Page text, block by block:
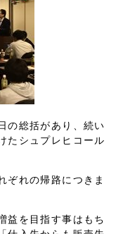
の総括があり、続い
たシュプレヒコール
ぞれの帰路につきま
益を目指す事はもち